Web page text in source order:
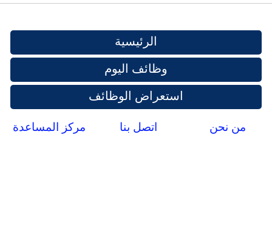
الرئيسية
وظائف اليوم
استعراض الوظائف
من نحن اتصل بنا مركز المساعدة